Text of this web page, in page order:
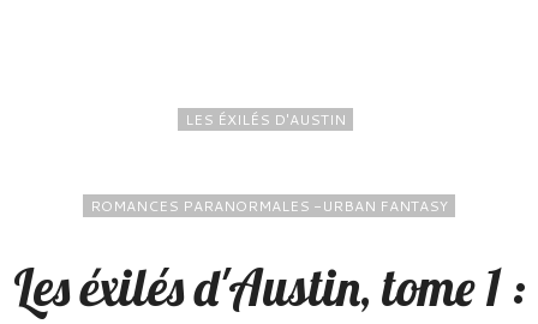
LES ÉXILÉS D'AUSTIN
ROMANCES PARANORMALES -URBAN FANTASY
Les éxilés d'Austin, tome 1 :